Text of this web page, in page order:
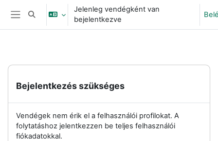
Tovább a fő tartalomhoz
Oldalpanel
Keresési bemeneti adatok váltása
Jelenleg vendégként van
bejelentkezve
Bejelentkezés szükséges
Vendégek nem érik el a felhasználói profilokat. A
folytatáshoz jelentkezzen be teljes felhasználói
fiókadatokkal.